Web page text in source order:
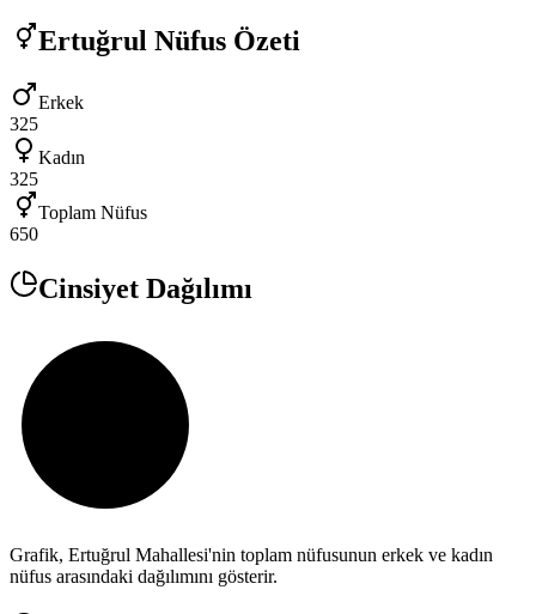
Ertuğrul Nüfus Özeti
Erkek
325
Kadın
325
Toplam Nüfus
650
Cinsiyet Dağılımı
Grafik, Ertuğrul Mahallesi'nin toplam nüfusunun erkek ve kadın
nüfus arasındaki dağılımını gösterir.